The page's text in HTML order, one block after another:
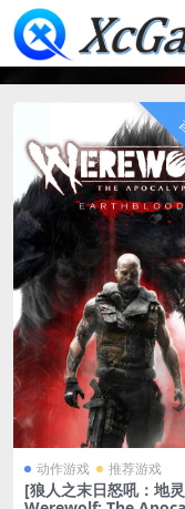
动作游戏 推荐游戏
[狼人之末日怒吼：地